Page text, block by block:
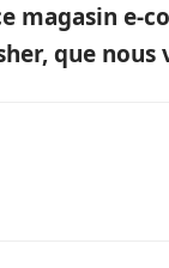
magasin e-
que